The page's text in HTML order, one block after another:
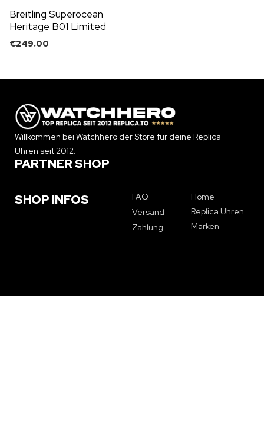
Breitling Superocean
Heritage B01 Limited
€249.00
Willkommen bei Watchhero der Store für deine Replica
Uhren seit 2012.
PARTNER SHOP
SHOP INFOS
FAQ
Versand
Zahlung
Home
Replica Uhren
Marken